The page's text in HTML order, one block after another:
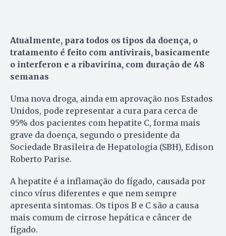
Atualmente, para todos os tipos da doença, o
tratamento é feito com antivirais, basicamente
o interferon e a ribavirina, com duração de 48
semanas
Uma nova droga, ainda em aprovação nos Estados
Unidos, pode representar a cura para cerca de
95% dos pacientes com hepatite C, forma mais
grave da doença, segundo o presidente da
Sociedade Brasileira de Hepatologia (SBH), Edison
Roberto Parise.
A hepatite é a inflamação do fígado, causada por
cinco vírus diferentes e que nem sempre
apresenta sintomas. Os tipos B e C são a causa
mais comum de cirrose hepática e câncer de
fígado.